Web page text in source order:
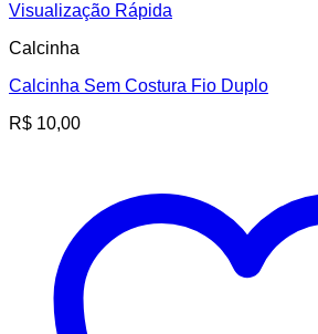
Visualização Rápida
Calcinha
Calcinha Sem Costura Fio Duplo
R$ 10,00